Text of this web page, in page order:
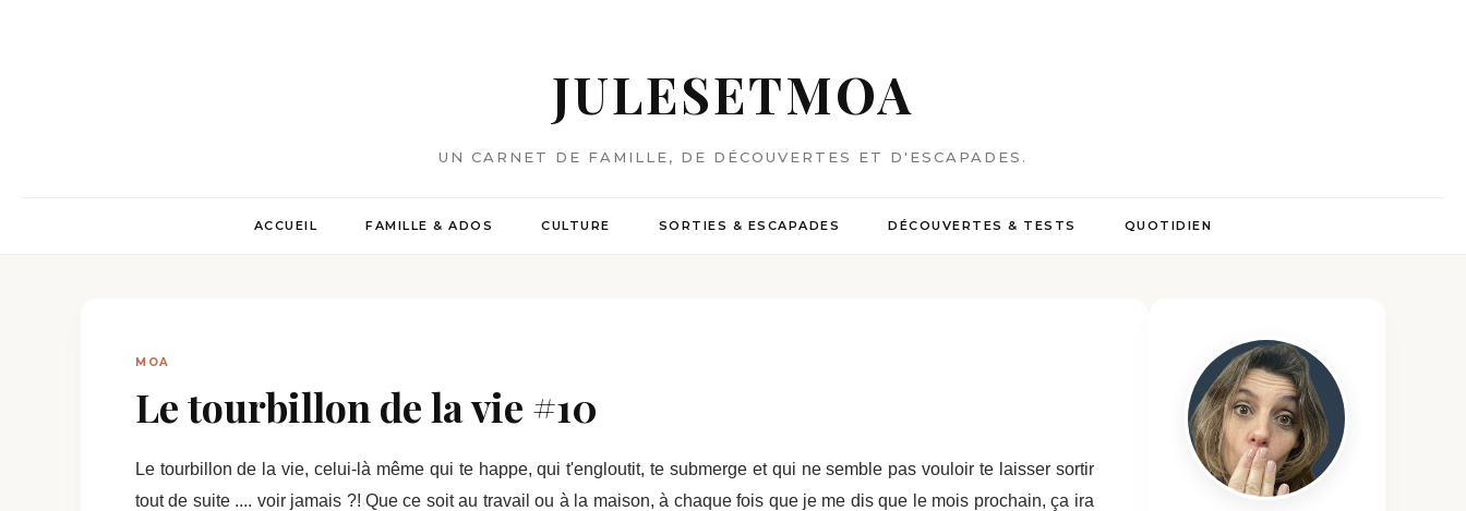
JULESETMOA
UN CARNET DE FAMILLE, DE DÉCOUVERTES ET D'ESCAPADES.
ACCUEIL FAMILLE & ADOS CULTURE SORTIES & ESCAPADES DÉCOUVERTES & TESTS QUOTIDIEN
MOA
Le tourbillon de la vie #10
Le tourbillon de la vie, celui-là même qui te happe, qui t'engloutit, te submerge et qui ne semble pas vouloir te laisser sortir
tout de suite .... voir jamais ?! Que ce soit au travail ou à la maison, à chaque fois que je me dis que le mois prochain, ça ira